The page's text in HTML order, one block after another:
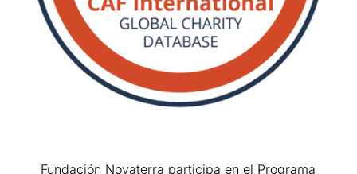
Fundación Novaterra participa en el Programa